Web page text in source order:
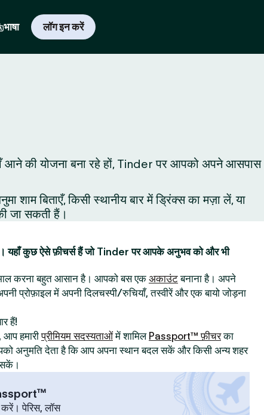
भाषा लॉग इन करें
आने की योजना बना रहे हों, Tinder पर आपको अपने आसपास
बिताएँ, किसी स्थानीय बार में ड्रिंक्स का मज़ा लें, या
जा सकती हैं।
यहाँ कुछ ऐसे फ़ीचर्स हैं जो Tinder पर आपके अनुभव को और भी
करना बहुत आसान है। आपको बस एकअकाउंटबनाना है। अपने
प्रोफ़ाइल में अपनी दिलचस्पी/रुचियाँ, तस्वीरें और एक बायो जोड़ना
हैं!
हमारीप्रीमियम सदस्यताओंमें शामिल Passport™ फ़ीचरका
अनुमति देता है कि आप अपना स्थान बदल सकें और किसी अन्य शहर
पेरिस, लॉस